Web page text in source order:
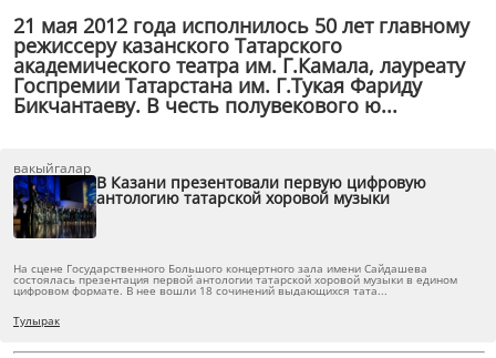
21 мая 2012 года исполнилось 50 лет главному
режиссеру казанского Татарского
академического театра им. Г.Камала, лауреату
Госпремии Татарстана им. Г.Тукая Фариду
Бикчантаеву. В честь полувекового ю...
вакыйгалар
В Казани презентовали первую цифровую
антологию татарской хоровой музыки
На сцене Государственного Большого концертного зала имени Сайдашева
состоялась презентация первой антологии татарской хоровой музыки в едином
цифровом формате. В нее вошли 18 сочинений выдающихся тата...
Тулырак